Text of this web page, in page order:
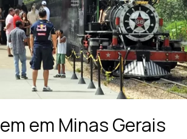
em Minas Gerais